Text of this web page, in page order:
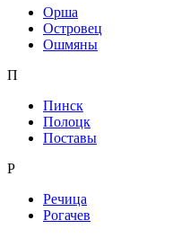
Орша
Островец
Ошмяны
П
Пинск
Полоцк
Поставы
Р
Речица
Рогачев